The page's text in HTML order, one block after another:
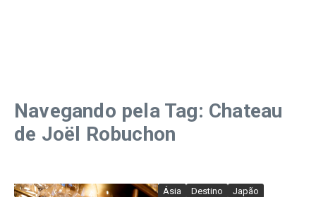
Navegando pela Tag: Chateau
de Joël Robuchon
Ásia Destino Japão